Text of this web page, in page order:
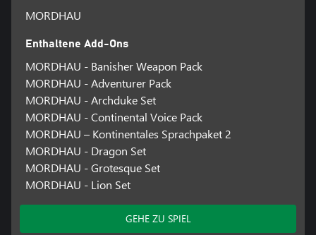
MORDHAU
Enthaltene Add-Ons
MORDHAU - Banisher Weapon Pack
MORDHAU - Adventurer Pack
MORDHAU - Archduke Set
MORDHAU - Continental Voice Pack
MORDHAU – Kontinentales Sprachpaket 2
MORDHAU - Dragon Set
MORDHAU - Grotesque Set
MORDHAU - Lion Set
GEHE ZU SPIEL